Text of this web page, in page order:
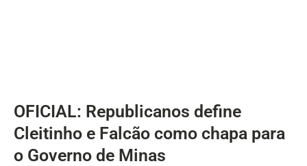
OFICIAL: Republicanos define
Cleitinho e Falcão como chapa para
o Governo de Minas